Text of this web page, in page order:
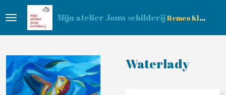
Ga
de
hoofdinhoud
Mijn atelier Jouw schilderij Remco Klop
Waterlady